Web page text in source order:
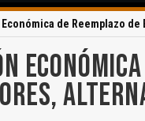
de Reemplazo